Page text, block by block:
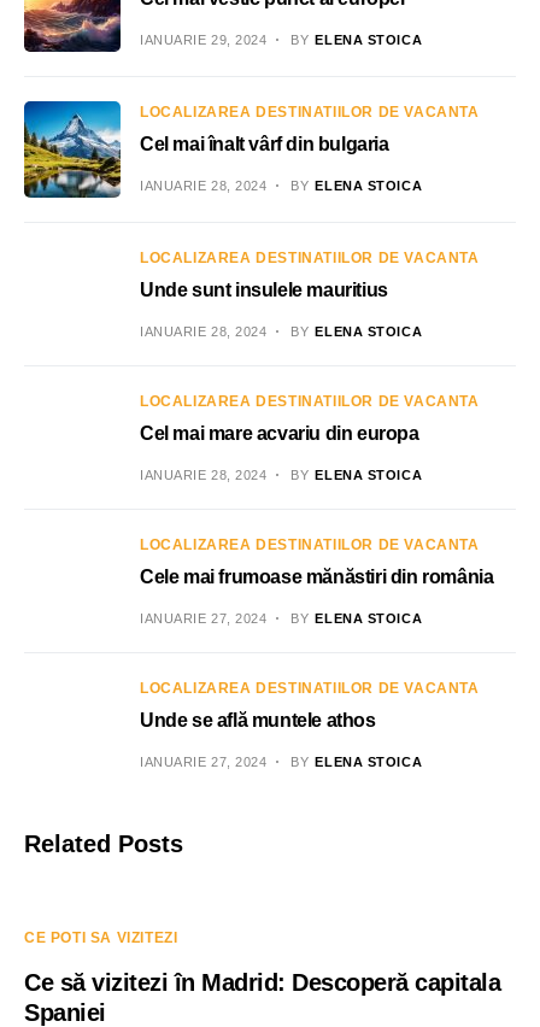
IANUARIE 29, 2024 BY ELENA STOICA
LOCALIZAREA DESTINATIILOR DE VACANTA
Cel mai înalt vârf din bulgaria
IANUARIE 28, 2024 BY ELENA STOICA
LOCALIZAREA DESTINATIILOR DE VACANTA
Unde sunt insulele mauritius
IANUARIE 28, 2024 BY ELENA STOICA
LOCALIZAREA DESTINATIILOR DE VACANTA
Cel mai mare acvariu din europa
IANUARIE 28, 2024 BY ELENA STOICA
LOCALIZAREA DESTINATIILOR DE VACANTA
Cele mai frumoase mănăstiri din românia
IANUARIE 27, 2024 BY ELENA STOICA
LOCALIZAREA DESTINATIILOR DE VACANTA
Unde se află muntele athos
IANUARIE 27, 2024 BY ELENA STOICA
Related Posts
CE POTI SA VIZITEZI
Ce să vizitezi în Madrid: Descoperă capitala
Spaniei